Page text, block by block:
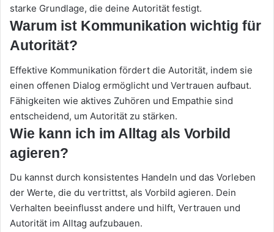
starke Grundlage, die deine Autorität festigt.
Warum ist Kommunikation wichtig für
Autorität?
Effektive Kommunikation fördert die Autorität, indem sie
einen offenen Dialog ermöglicht und Vertrauen aufbaut.
Fähigkeiten wie aktives Zuhören und Empathie sind
entscheidend, um Autorität zu stärken.
Wie kann ich im Alltag als Vorbild
agieren?
Du kannst durch konsistentes Handeln und das Vorleben
der Werte, die du vertrittst, als Vorbild agieren. Dein
Verhalten beeinflusst andere und hilft, Vertrauen und
Autorität im Alltag aufzubauen.